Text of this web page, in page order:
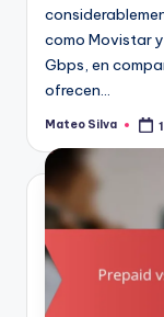
como Movistar
Gbps, en
ofrecen…
Posted
Mateo Silva